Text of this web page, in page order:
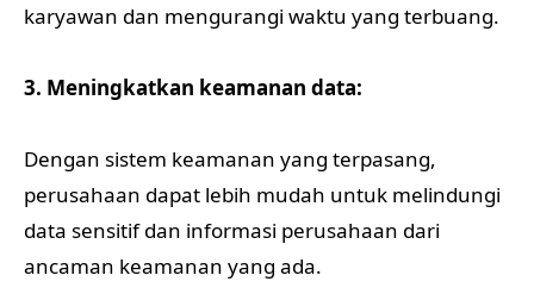
karyawan dan mengurangi waktu yang terbuang.
3. Meningkatkan keamanan data:
Dengan sistem keamanan yang terpasang,
perusahaan dapat lebih mudah untuk melindungi
data sensitif dan informasi perusahaan dari
ancaman keamanan yang ada.